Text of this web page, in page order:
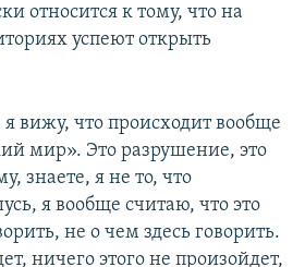
относится к тому, что на
успеют открыть
вижу, что происходит вообще
мир». Это разрушение, это
знаете, я не то, что
я вообще считаю, что это
не о чем здесь говорить.
ничего этого не произойдет,